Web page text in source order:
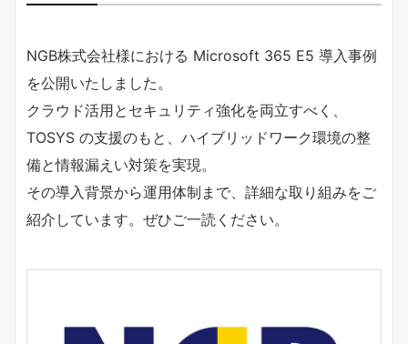
NGB株式会社様における Microsoft 365 E5 導入事例
を公開いたしました。
クラウド活用とセキュリティ強化を両立すべく、
TOSYS の支援のもと、ハイブリッドワーク環境の整
備と情報漏えい対策を実現。
その導入背景から運用体制まで、詳細な取り組みをご
紹介しています。ぜひご一読ください。